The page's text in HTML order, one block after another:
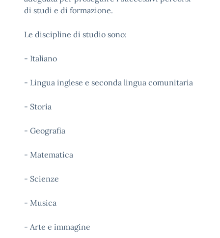
di studi e di formazione.
Le discipline di studio sono:
- Italiano
- Lingua inglese e seconda lingua comunitaria
- Storia
- Geografia
- Matematica
- Scienze
- Musica
- Arte e immagine